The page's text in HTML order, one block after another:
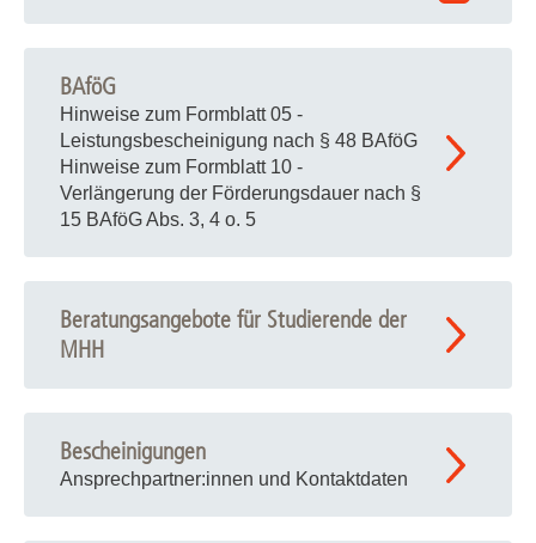
BAföG
Hinweise zum Formblatt 05 -
Leistungsbescheinigung nach § 48 BAföG
Hinweise zum Formblatt 10 -
Verlängerung der Förderungsdauer nach §
15 BAföG Abs. 3, 4 o. 5
Beratungsangebote für Studierende der
MHH
Bescheinigungen
Ansprechpartner:innen und Kontaktdaten